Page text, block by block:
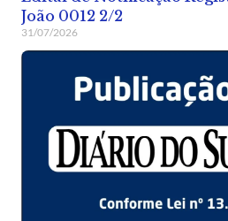
João 0012 2/2
31/07/2026